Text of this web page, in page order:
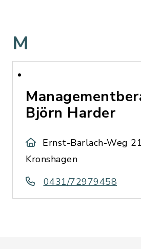
M
Björn Harder
Ernst-Barlach-Weg
Kronshagen
0431/72979458